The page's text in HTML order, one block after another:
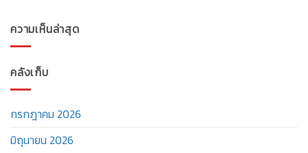
ความเห็นล่าสุด
คลังเก็บ
กรกฎาคม 2026
มิถุนายน 2026